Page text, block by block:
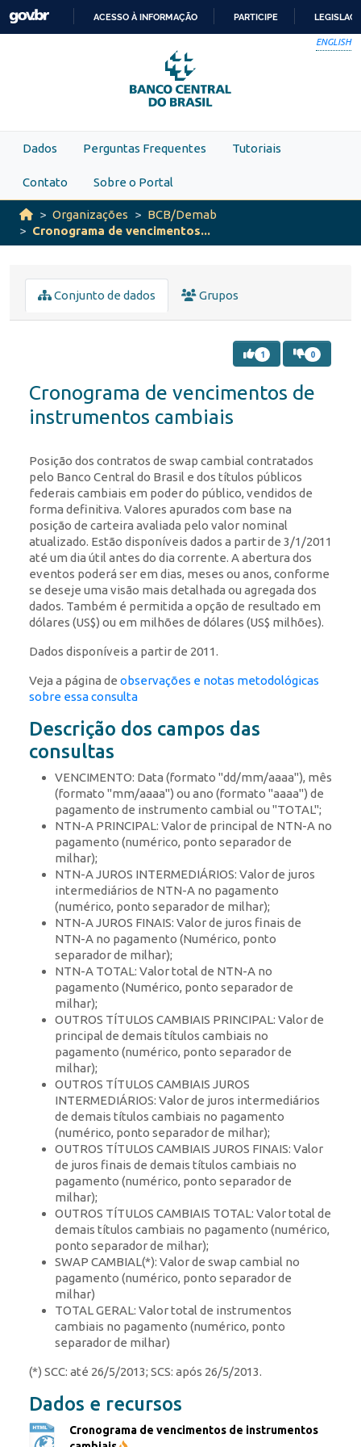
Skip to main content
PARA
O
CONTEÚDO
ACESSO À INFORMAÇÃO PARTICIPE
ENGLISH
Dados Perguntas Frequentes Tutoriais
Contato Sobre o Portal
Organizações
BCB/Demab
Cronograma de vencimentos...
Conjunto de dados Grupos
Cronograma de vencimentos de
instrumentos cambiais
Posição dos contratos de swap cambial contratados
pelo Banco Central do Brasil e dos títulos públicos
federais cambiais em poder do público, vendidos de
forma definitiva. Valores apurados com base na
posição de carteira avaliada pelo valor nominal
atualizado. Estão disponíveis dados a partir de 3/1/2011
até um dia útil antes do dia corrente. A abertura dos
eventos poderá ser em dias, meses ou anos, conforme
se deseje uma visão mais detalhada ou agregada dos
dados. Também é permitida a opção de resultado em
dólares (US$) ou em milhões de dólares (US$ milhões).
Dados disponíveis a partir de 2011.
Veja a página de observações e notas metodológicas
sobre essa consulta
Descrição dos campos das
consultas
VENCIMENTO: Data (formato "dd/mm/aaaa"), mês
(formato "mm/aaaa") ou ano (formato "aaaa") de
pagamento de instrumento cambial ou "TOTAL";
NTN-A PRINCIPAL: Valor de principal de NTN-A no
pagamento (numérico, ponto separador de
milhar);
NTN-A JUROS INTERMEDIÁRIOS: Valor de juros
intermediários de NTN-A no pagamento
(numérico, ponto separador de milhar);
NTN-A JUROS FINAIS: Valor de juros finais de
NTN-A no pagamento (Numérico, ponto
separador de milhar);
NTN-A TOTAL: Valor total de NTN-A no
pagamento (Numérico, ponto separador de
milhar);
OUTROS TÍTULOS CAMBIAIS PRINCIPAL: Valor de
principal de demais títulos cambiais no
pagamento (numérico, ponto separador de
milhar);
OUTROS TÍTULOS CAMBIAIS JUROS
INTERMEDIÁRIOS: Valor de juros intermediários
de demais títulos cambiais no pagamento
(numérico, ponto separador de milhar);
OUTROS TÍTULOS CAMBIAIS JUROS FINAIS: Valor
de juros finais de demais títulos cambiais no
pagamento (numérico, ponto separador de
milhar);
OUTROS TÍTULOS CAMBIAIS TOTAL: Valor total de
demais títulos cambiais no pagamento (numérico,
ponto separador de milhar);
SWAP CAMBIAL(*): Valor de swap cambial no
pagamento (numérico, ponto separador de
milhar)
TOTAL GERAL: Valor total de instrumentos
cambiais no pagamento (numérico, ponto
separador de milhar)
(*) SCC: até 26/5/2013; SCS: após 26/5/2013.
1 0
Dados e recursos
Cronograma de vencimentos de instrumentos